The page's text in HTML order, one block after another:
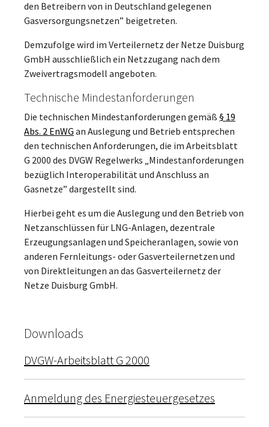
den Betreibern von in Deutschland gelegenen
Gasversorgungsnetzen” beigetreten.
Demzufolge wird im Verteilernetz der Netze Duisburg
GmbH ausschließlich ein Netzzugang nach dem
Zweivertragsmodell angeboten.
Technische Mindestanforderungen
Die technischen Mindestanforderungen gemäß § 19
Abs. 2 EnWG an Auslegung und Betrieb entsprechen
den technischen Anforderungen, die im Arbeitsblatt
G 2000 des DVGW Regelwerks „Mindestanforderungen
bezüglich Interoperabilität und Anschluss an
Gasnetze” dargestellt sind.
Hierbei geht es um die Auslegung und den Betrieb von
Netzanschlüssen für LNG-Anlagen, dezentrale
Erzeugungsanlagen und Speicheranlagen, sowie von
anderen Fernleitungs- oder Gasverteilernetzen und
von Direktleitungen an das Gasverteilernetz der
Netze Duisburg GmbH.
Downloads
DVGW-Arbeitsblatt G 2000
Anmeldung des Energiesteuergesetzes